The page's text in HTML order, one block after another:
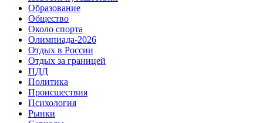
Образование
Общество
Около спорта
Олимпиада-2026
Отдых в России
Отдых за границей
ПДД
Политика
Происшествия
Психология
Рынки